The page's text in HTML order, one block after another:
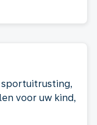
voor uw kind,